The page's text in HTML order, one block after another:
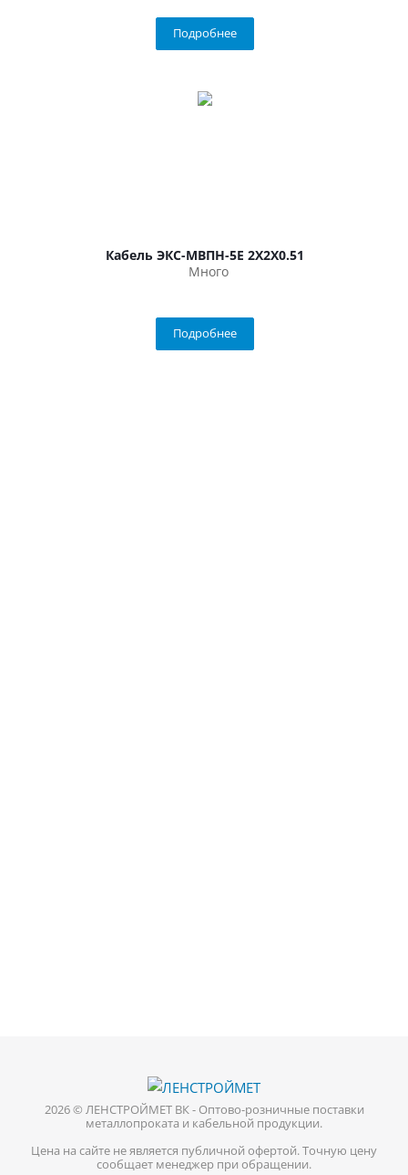
Подробнее
Кабель ЭКС-МВПН-5Е 2Х2Х0.51
Много
Подробнее
2026 © ЛЕНСТРОЙМЕТ ВК - Оптово-розничные поставки
металлопроката и кабельной продукции.
Цена на сайте не является публичной офертой. Точную цену
сообщает менеджер при обращении.